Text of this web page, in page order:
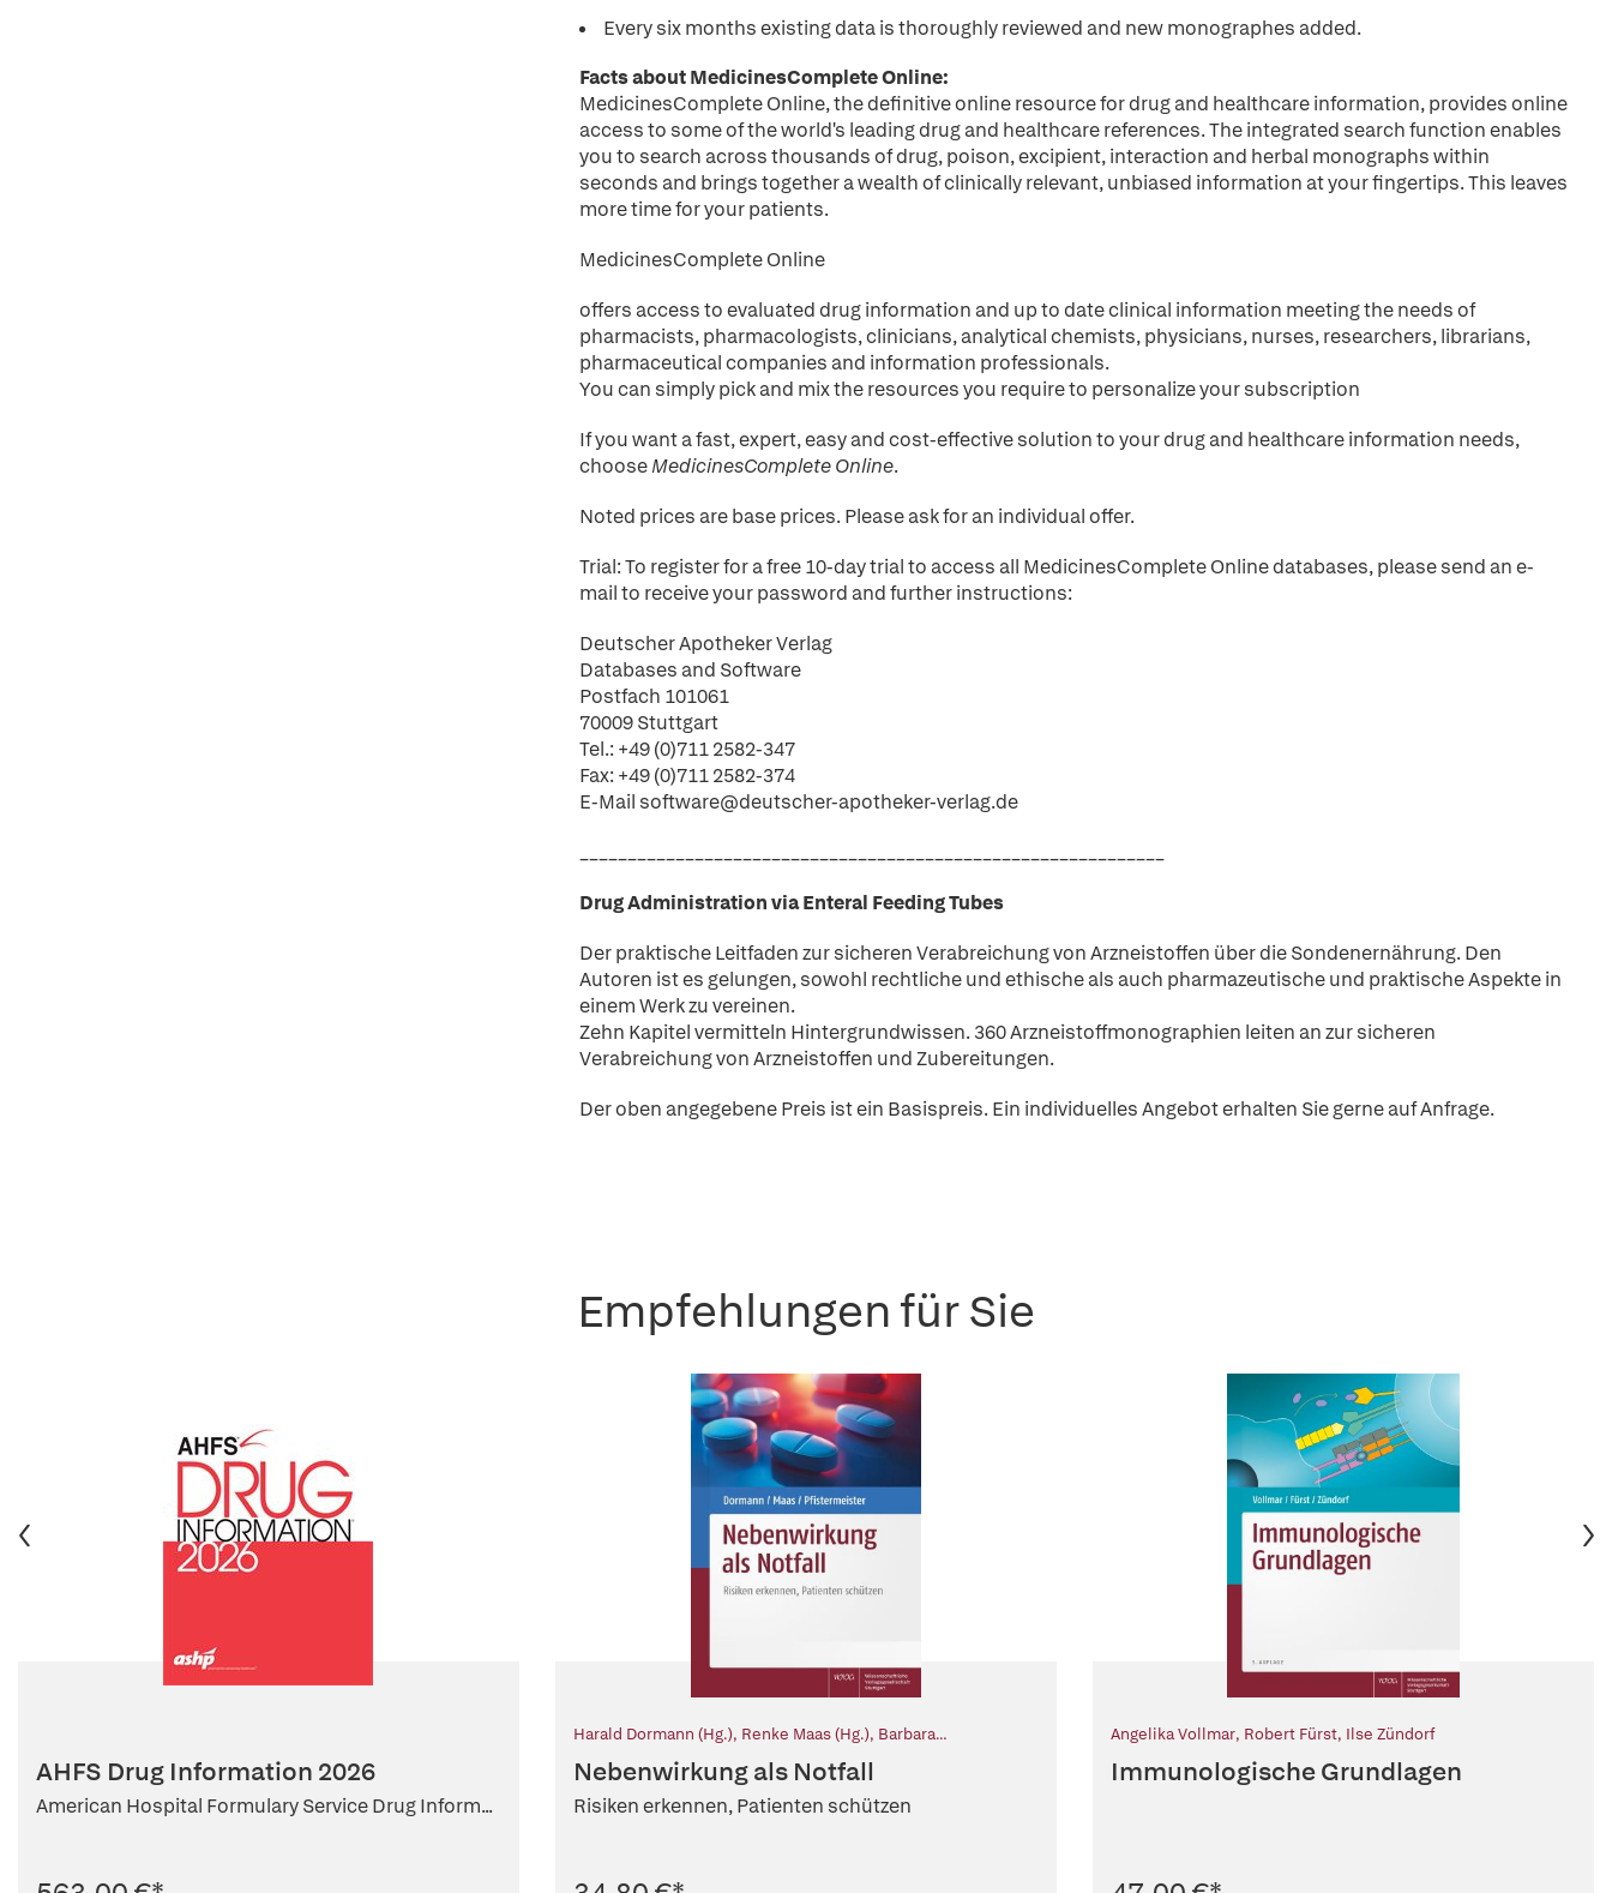
Every six months existing data is thoroughly reviewed and new monographes added.
Facts about MedicinesComplete Online:
MedicinesComplete Online, the definitive online resource for drug and healthcare information, provides online
access to some of the world's leading drug and healthcare references. The integrated search function enables
you to search across thousands of drug, poison, excipient, interaction and herbal monographs within
seconds and brings together a wealth of clinically relevant, unbiased information at your fingertips. This leaves
more time for your patients.
MedicinesComplete Online
offers access to evaluated drug information and up to date clinical information meeting the needs of
pharmacists, pharmacologists, clinicians, analytical chemists, physicians, nurses, researchers, librarians,
pharmaceutical companies and information professionals.
You can simply pick and mix the resources you require to personalize your subscription
If you want a fast, expert, easy and cost-effective solution to your drug and healthcare information needs,
chooseMedicinesComplete Online.
Noted prices are base prices. Please ask for an individual offer.
Trial: To register for a free 10-day trial to access all MedicinesComplete Online databases, please send an e-
mail to receive your password and further instructions:
Deutscher Apotheker Verlag
Databases and Software
Postfach 101061
70009 Stuttgart
Tel.: +49 (0)711 2582-347
Fax: +49 (0)711 2582-374
E-Mail software@deutscher-apotheker-verlag.de
Drug Administration via Enteral Feeding Tubes
Der praktische Leitfaden zur sicheren Verabreichung von Arzneistoffen über die Sondenernährung. Den
Autoren ist es gelungen, sowohl rechtliche und ethische als auch pharmazeutische und praktische Aspekte in
einem Werk zu vereinen.
Zehn Kapitel vermitteln Hintergrundwissen. 360 Arzneistoffmonographien leiten an zur sicheren
Verabreichung von Arzneistoffen und Zubereitungen.
Der oben angegebene Preis ist ein Basispreis. Ein individuelles Angebot erhalten Sie gerne auf Anfrage.
Empfehlungen für Sie
AHFS Drug Information 2026
American Hospital Formulary Service Drug Inform...
Harald Dormann (Hg.), Renke Maas (Hg.), Barbara
Nebenwirkung als Notfall
Risiken erkennen, Patienten schützen
Angelika Vollmar, Robert Fürst, Ilse Zündorf
Immunologische Grundlagen